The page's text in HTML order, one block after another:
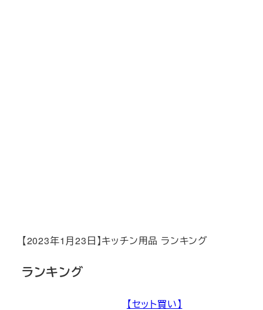
【2023年1月23日】キッチン用品 ランキング
ランキング
【セット買い】